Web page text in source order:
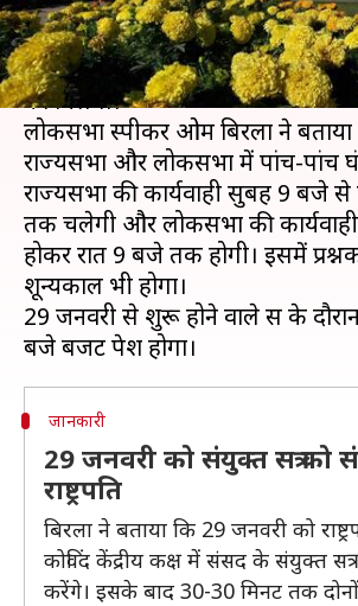
क्या है खबर?
इस बार बजट सत्र में कोरोना
को मिलेगा।
लोकसभा स्पीकर ओम बिरला ने बताया
राज्यसभा और लोकसभा में पांच-पांच
राज्यसभा की कार्यवाही सुबह 9 बजे
तक चलेगी और लोकसभा की
होकर रात 9 बजे तक होगी। इसमें
शून्यकाल भी होगा।
29 जनवरी से शुरू होने वाले सत्र के
जानकारी
29 जनवरी को संयुक्त सत्र को
राष्ट्रपति
बिरला ने बताया कि 29 जनवरी को
कोविंद केंद्रीय कक्ष में संसद के संयुक्त
करेंगे। इसके बाद 30-30 मिनट तक